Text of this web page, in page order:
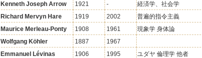
Kenneth Joseph Arrow 1921 -
経済学、社会学
Richard Mervyn Hare 1919 2002
普遍的指令主義
Maurice Merleau-Ponty 1908 1961
現象学 身体論
Wolfgang Köhler 1887
1967
Emmanuel Lévinas 1906 1995
ユダヤ 倫理学 他者